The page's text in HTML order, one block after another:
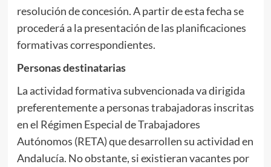
resolución de concesión. A partir de esta fecha se
procederá a la presentación de las planificaciones
formativas correspondientes.
Personas destinatarias
La actividad formativa subvencionada va dirigida
preferentemente a personas trabajadoras inscritas
en el Régimen Especial de Trabajadores
Autónomos (RETA) que desarrollen su actividad en
Andalucía. No obstante, si existieran vacantes por